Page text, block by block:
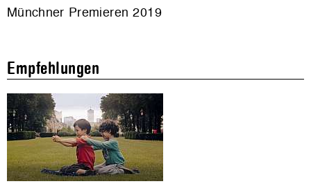
Münchner Premieren 2019
Empfehlungen